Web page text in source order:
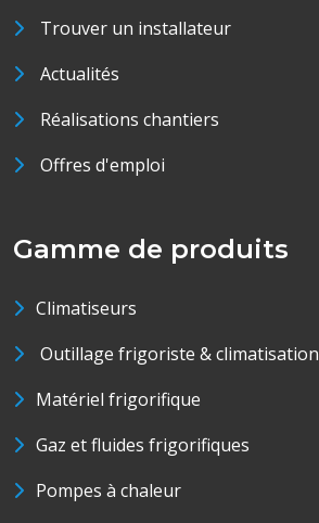
Trouver un installateur
Actualités
Réalisations chantiers
Offres d'emploi
Gamme de produits
Climatiseurs
Outillage frigoriste & climatisation
Matériel frigorifique
Gaz et fluides frigorifiques
Pompes à chaleur